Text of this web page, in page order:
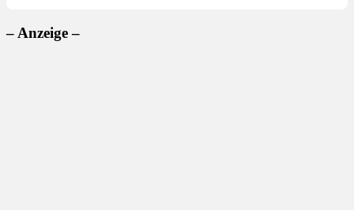
– Anzeige –